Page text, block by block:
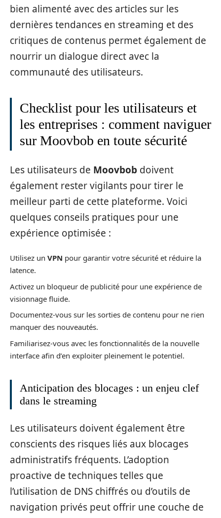
bien alimenté avec des articles sur les
dernières tendances en streaming et des
critiques de contenus permet également de
nourrir un dialogue direct avec la
communauté des utilisateurs.
Checklist pour les utilisateurs et
les entreprises : comment naviguer
sur Moovbob en toute sécurité
Les utilisateurs de Moovbob doivent
également rester vigilants pour tirer le
meilleur parti de cette plateforme. Voici
quelques conseils pratiques pour une
expérience optimisée :
Utilisez un VPN pour garantir votre sécurité et réduire la
latence.
Activez un bloqueur de publicité pour une expérience de
visionnage fluide.
Documentez-vous sur les sorties de contenu pour ne rien
manquer des nouveautés.
Familiarisez-vous avec les fonctionnalités de la nouvelle
interface afin d’en exploiter pleinement le potentiel.
Anticipation des blocages : un enjeu clef
dans le streaming
Les utilisateurs doivent également être
conscients des risques liés aux blocages
administratifs fréquents. L’adoption
proactive de techniques telles que
l’utilisation de DNS chiffrés ou d’outils de
navigation privés peut offrir une couche de